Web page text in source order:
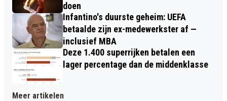
doen
Infantino's duurste geheim: UEFA
betaalde zijn ex-medewerkster af —
inclusief MBA
Deze 1.400 superrijken betalen een
lager percentage dan de middenklasse
Meer artikelen